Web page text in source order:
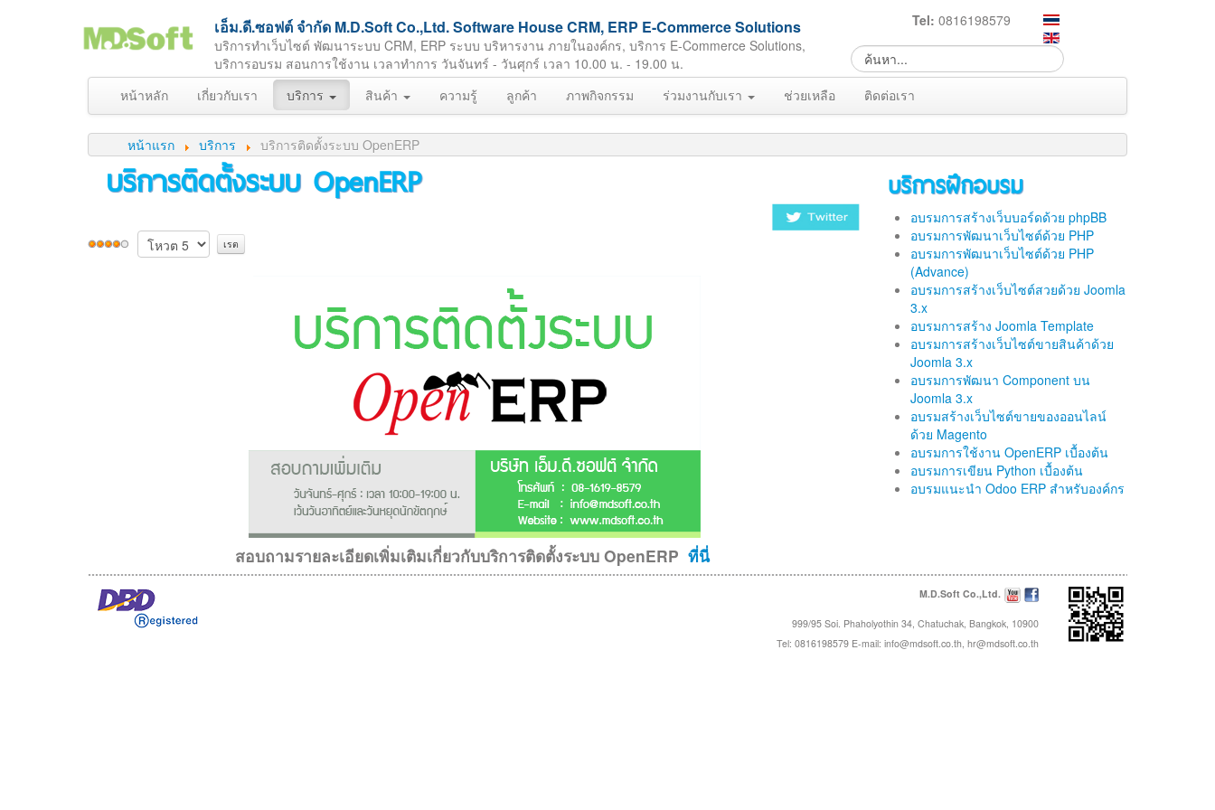
เอ็ม.ดี.ซอฟต์ จำกัด M.D.Soft Co.,Ltd. Software House CRM, ERP E-Commerce Solutions
บริการทำเว็บไซต์ พัฒนาระบบ CRM, ERP ระบบ บริหารงาน ภายในองค์กร, บริการ E-Commerce Solutions,
บริการอบรม สอนการใช้งาน เวลาทำการ วันจันทร์ - วันศุกร์ เวลา 10.00 น. - 19.00 น.
Tel: 0816198579
หน้าหลัก เกี่ยวกับเรา บริการ สินค้า ความรู้ ลูกค้า ภาพกิจกรรม ร่วมงานกับเรา ช่วยเหลือ ติดต่อเรา
หน้าแรก บริการ บริการติดตั้งระบบ OpenERP
บริการติดตั้งระบบ OpenERP
สอบถามรายละเอียดเพิ่มเติมเกี่ยวกับบริการติดตั้งระบบ OpenERP ที่นี่
บริการฝึกอบรม
อบรมการสร้างเว็บบอร์ดด้วย phpBB
อบรมการพัฒนาเว็บไซต์ด้วย PHP
อบรมการพัฒนาเว็บไซต์ด้วย PHP
(Advance)
อบรมการสร้างเว็บไซต์สวยด้วย Joomla
3.x
อบรมการสร้าง Joomla Template
อบรมการสร้างเว็บไซต์ขายสินค้าด้วย
Joomla 3.x
อบรมการพัฒนา Component บน
Joomla 3.x
อบรมสร้างเว็บไซต์ขายของออนไลน์
ด้วย Magento
อบรมการใช้งาน OpenERP เบื้องต้น
อบรมการเขียน Python เบื้องต้น
อบรมแนะนำ Odoo ERP สำหรับองค์กร
M.D.Soft Co.,Ltd.
999/95 Soi. Phaholyothin 34, Chatuchak, Bangkok, 10900
Tel: 0816198579 E-mail: info@mdsoft.co.th, hr@mdsoft.co.th